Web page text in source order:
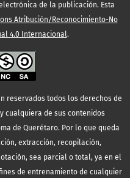
de la publicación. Esta
Atribución/Reconocimiento-No
4.0 Internacional.
reservados todos los derechos de
cualquiera de sus contenidos
de Querétaro. Por lo que queda
extracción, recopilación,
sea parcial o total, ya en el
de entrenamiento de cualquier